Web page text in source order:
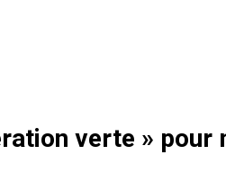
verte » pour